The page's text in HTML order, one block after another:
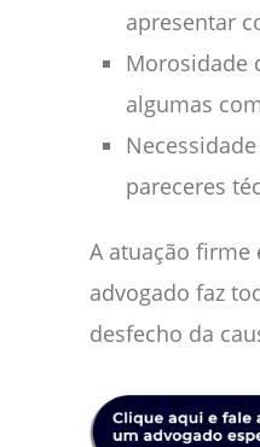
apresentar
Morosidade
algumas
pareceres
A atuação firme
advogado faz
desfecho da